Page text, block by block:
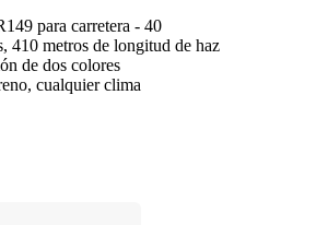
para carretera - 40
410 metros de longitud de haz
de dos colores
cualquier clima